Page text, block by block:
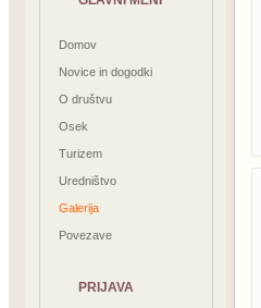
Domov
Novice in dogodki
O društvu
Osek
Turizem
Uredništvo
Galerija
Povezave
PRIJAVA